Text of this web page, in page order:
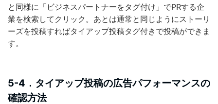
と同様に「ビジネスパートナーをタグ付け」でPRする企
業を検索してクリック。あとは通常と同じようにストーリ
ーズを投稿すればタイアップ投稿タグ付きで投稿ができま
す。
5-4．タイアップ投稿の広告パフォーマンスの
確認方法